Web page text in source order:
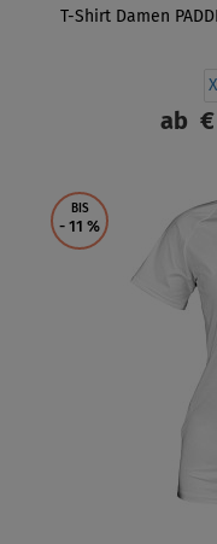
T-Shirt Damen
ab
BIS
- 11 %